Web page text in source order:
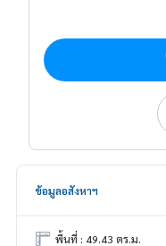
ข้อมูลอสังหาฯ
พื้นที่ : 49.43 ตร.ม.